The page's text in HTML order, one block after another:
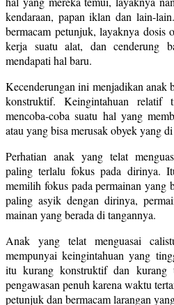
kendaraan, papan iklan dan lain-
bermacam petunjuk, layaknya dosis
kerja suatu alat, dan cenderung
mendapati hal baru.
Kecenderungan ini menjadikan anak
konstruktif. Keingintahuan relatif
mencoba-coba suatu hal yang
atau yang bisa merusak obyek yang
Perhatian anak yang telat
paling terlalu fokus pada dirinya.
memilih fokus pada permainan yang
paling asyik dengan dirinya,
mainan yang berada di tangannya.
Anak yang telat menguasai
mempunyai keingintahuan yang
itu kurang konstruktif dan kurang
pengawasan penuh karena waktu
petunjuk dan bermacam larangan